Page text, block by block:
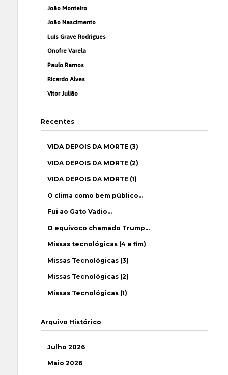
João Monteiro
João Nascimento
Luís Grave Rodrigues
Onofre Varela
Paulo Ramos
Ricardo Alves
Vítor Julião
Recentes
VIDA DEPOIS DA MORTE (3)
VIDA DEPOIS DA MORTE (2)
VIDA DEPOIS DA MORTE (1)
O clima como bem público…
Fui ao Gato Vadio…
O equívoco chamado Trump…
Missas tecnológicas (4 e fim)
Missas Tecnológicas (3)
Missas Tecnológicas (2)
Missas Tecnológicas (1)
Arquivo Histórico
Julho 2026
Maio 2026